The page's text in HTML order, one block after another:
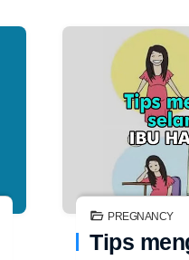
Tips
PREGNANCY